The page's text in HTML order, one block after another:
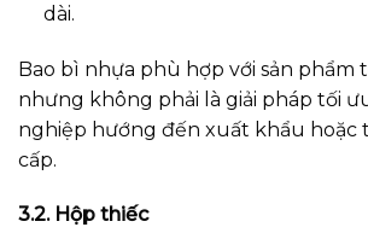
dài.
Bao bì nhựa phù hợp với sản phẩm
nhưng không phải là giải pháp tối
nghiệp hướng đến xuất khẩu hoặc
cấp.
3.2. Hộp thiếc